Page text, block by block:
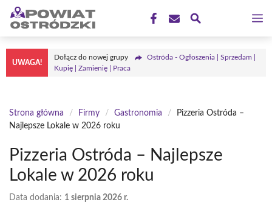
Przejdź
treści
UWAGA!
Dołącz do nowej grupy
Ostróda - Ogłoszenia | Sprzedam |
Kupię | Zamienię | Praca
Strona główna / Firmy / Gastronomia /
Pizzeria Ostróda –
Najlepsze Lokale w 2026 roku
Pizzeria Ostróda – Najlepsze
Lokale w 2026 roku
Data dodania: 1 sierpnia 2026 r.